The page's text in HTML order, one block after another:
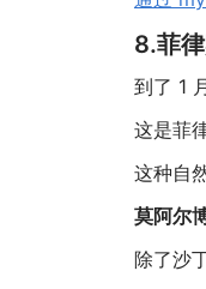
8.菲
到了 1
这是菲
这种自
莫阿尔
除了沙